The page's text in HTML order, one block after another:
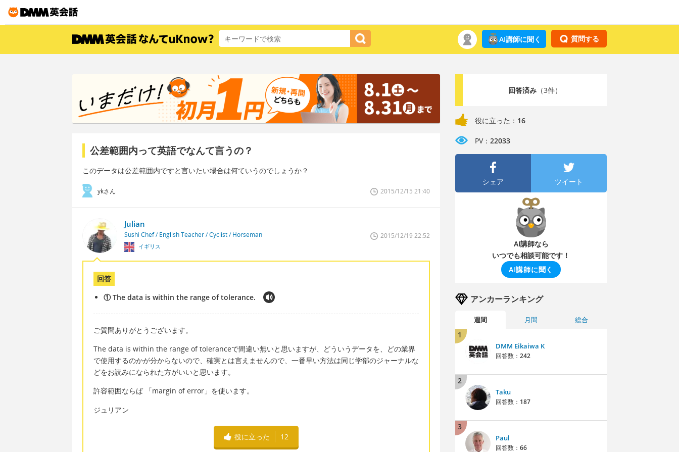
質問する
AI講師に聞く
公差範囲内って英語でなんて言うの？
このデータは公差範囲内ですと言いたい場合は何ていうのでしょうか？
ykさん 2015/12/15 21:40
Julian
Sushi Chef / English Teacher / Cyclist / Horseman
イギリス
2015/12/19 22:52
回答
① The data is within the range of tolerance.
ご質問ありがとうございます。
The data is within the range of toleranceで間違い無いと思いますが、どういうデータを、どの業界
で使用するのかが分からないので、確実とは言えませんので、一番早い方法は同じ学部のジャーナルな
どをお読みになられた方がいいと思います。
許容範囲ならば 「margin of error」を使います。
ジュリアン
役に立った 12
回答済み（3件）
役に立った： 16
PV： 22033
シェア ツイート
AI講師なら
いつでも相談可能です！
AI講師に聞く
アンカーランキング
週間 月間 総合
1
DMM Eikaiwa K
回答数： 242
2
Taku
回答数： 187
3
Paul
回答数： 66